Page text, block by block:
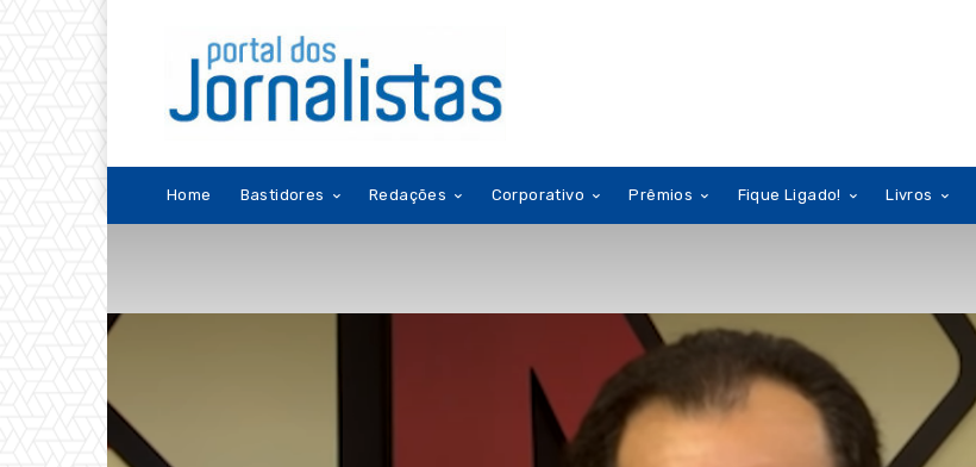
Home Bastidores Redações Corporativo Prêmios Fique Ligado! Livros